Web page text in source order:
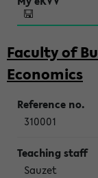
Faculty of
Economics
310001
Sauzet